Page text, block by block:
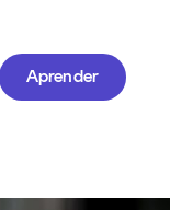
Aprender